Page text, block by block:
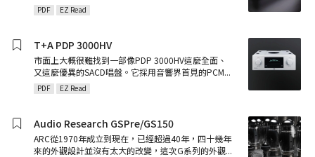
PDF EZ Read
T+A PDP 3000HV
市面上大概很難找到一部像PDP 3000HV這麼全面、
又這麼優異的SACD唱盤。它採用音響界首見的PCM...
PDF EZ Read
Audio Research GSPre/GS150
ARC從1970年成立到現在，已經超過40年，四十幾年
來的外觀設計並沒有太大的改變，這次G系列的外觀...